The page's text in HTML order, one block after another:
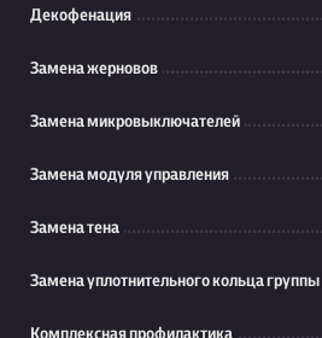
Декофенация
Замена жерновов
Замена микровыключателей
Замена модуля управления
Замена тена
Замена уплотнительного кольца группы
Комплексная профилактика